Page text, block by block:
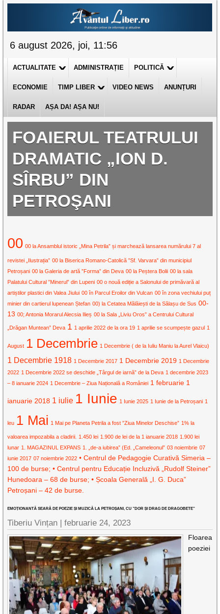
6 august 2026, joi, 11:56
ACTUALITATE ADMINISTRAȚIE POLITICĂ
ECONOMIE TIMP LIBER VIDEO NEWS ANUNȚURI
RADAR AȘA DA! AȘA NU!
FOAIERUL TEATRULUI
DRAMATIC „ION D.
SÎRBU” DIN
PETROŞANI
00 00 la Ansamblul istoric „Mina Petrila” și marchează lansarea numărului 7 al
revistei „Ilustrația” 00 la Biserica Romano-Catolică ”Sf. Varvara” din municipiul
Petroșani 00 la Galeria de artă ”Forma” din Deva 00 la Peștera Bolii 00 la sala
Palatului Cultural ”Minerul” din Lupeni 00 o nouă ediție a Salonului de primăvară al
artiștilor plastici din Valea Jiului 00 în Parcul Eroilor din Vulcan 00 în zona vechiului puț
minier din cartierul lupenean Ștefan 00) la Cetatea Mălăiești de la Sălașu de Sus 00-
13 00; Antonia Morarul Alecsia Ilieș 00 la Sala „Liviu Oros” a Centrului Cultural
„Drăgan Muntean” Deva 1 1 aprilie 2022 de la ora 19 1 aprilie se scumpește gazul 1
August 1 Decembrie 1 Decembrie ( de la Iuliu Maniu la Aurel Vlaicu)
1 Decembrie 1918 1 Decembrie 2017 1 Decembrie 2019 1 Decembrie
2022 1 Decembrie 2022 se deschide „Târgul de iarnă” de la Deva 1 decembrie 2023
– 8 ianuarie 2024 1 Decembrie – Ziua Națională a României 1 februarie 1
ianuarie 2018 1 iulie 1 Iunie 1 Iunie 2025 1 Iunie de la Petroșani 1
leu 1 Mai 1 Mai pe Planeta Petrila a fost ”Ziua Minelor Deschise” 1% la
valoarea impozabila a cladirii. 1.450 lei 1.900 de lei de la 1 ianuarie 2018 1.900 lei
lunar 1. MAGAZINUL EXPANS 1. „de-a iubirea” (Ed. „Cameleonul” 03 noiembrie 07
iunie 2017 07 noiembrie 2022 • Centrul de Pedagogie Curativă Simeria –
100 de burse; • Centrul pentru Educație Incluzivă „Rudolf Steiner”
Hunedoara – 68 de burse; • Școala Generală „I. G. Duca”
Petroșani – 42 de burse.
EMOȚIONANTĂ SEARĂ DE POEZIE ȘI MUZICĂ LA PETROȘANI, CU ”DOR ȘI DRAG DE DRAGOBETE”
Tiberiu Vințan |februarie 24, 2023
Floarea
poeziei